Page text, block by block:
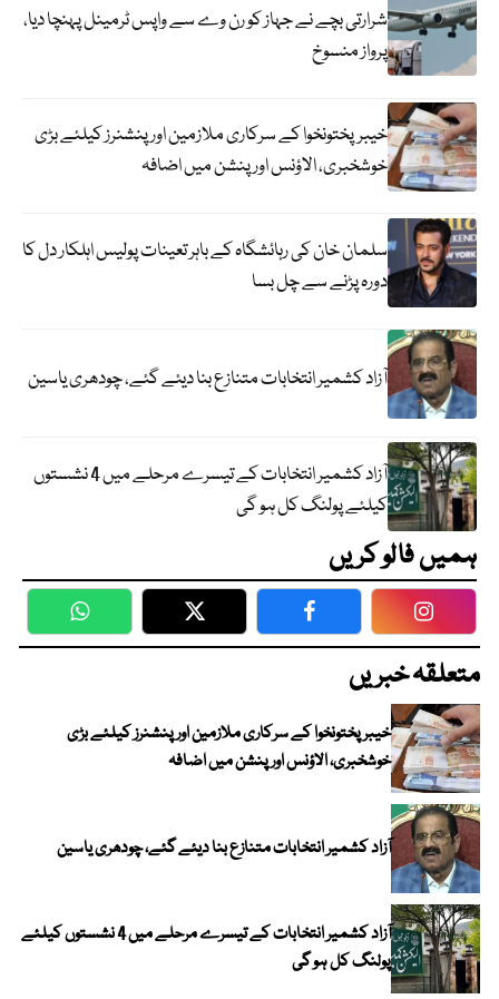
شرارتی بچے نے جہاز کو رن وے سے واپس ٹرمینل پہنچا دیا،
پرواز منسوخ
خیبرپختونخوا کے سرکاری ملازمین اور پنشنرز کیلئے بڑی
خوشخبری، الاؤنس اور پنشن میں اضافہ
سلمان خان کی رہائشگاہ کے باہر تعینات پولیس اہلکار دل کا
دورہ پڑنے سے چل بسا
آزاد کشمیر انتخابات متنازع بنا دیئے گئے، چودھری یاسین
آزاد کشمیر انتخابات کے تیسرے مرحلے میں 4 نشستوں
کیلئے پولنگ کل ہو گی
ہمیں فالو کریں
WhatsApp Twitter Facebook
متعلقہ خبریں
خیبرپختونخوا کے سرکاری ملازمین اور پنشنرز کیلئے بڑی
خوشخبری، الاؤنس اور پنشن میں اضافہ
آزاد کشمیر انتخابات متنازع بنا دیئے گئے، چودھری یاسین
آزاد کشمیر انتخابات کے تیسرے مرحلے میں 4 نشستوں کیلئے
پولنگ کل ہو گی